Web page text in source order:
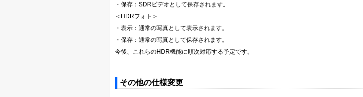
・保存：SDRビデオとして保存されます。
＜HDRフォト＞
・表示：通常の写真として表示されます。
・保存：通常の写真として保存されます。
今後、これらのHDR機能に順次対応する予定です。
その他の仕様変更